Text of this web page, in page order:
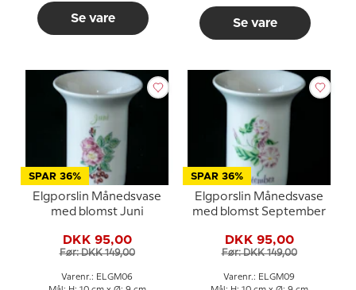
Se vare Se vare
SPAR 36%
Elgporslin Månedsvase
med blomst Juni
DKK 95,00
Før: DKK 149,00
Varenr.: ELGM06
SPAR 36%
Elgporslin Månedsvase
med blomst September
DKK 95,00
Før: DKK 149,00
Varenr.: ELGM09